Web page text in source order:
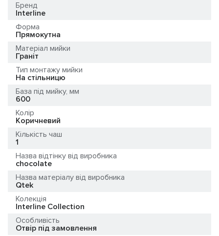
Бренд
Interline
Форма
Прямокутна
Матеріал мийки
Граніт
Тип монтажу мийки
На стільницю
База під мийку, мм
600
Колір
Коричневий
Кількість чаш
1
Назва відтінку від виробника
chocolate
Назва матеріалу від виробника
Qtek
Колекція
Interline Collection
Особливість
Отвір під замовлення